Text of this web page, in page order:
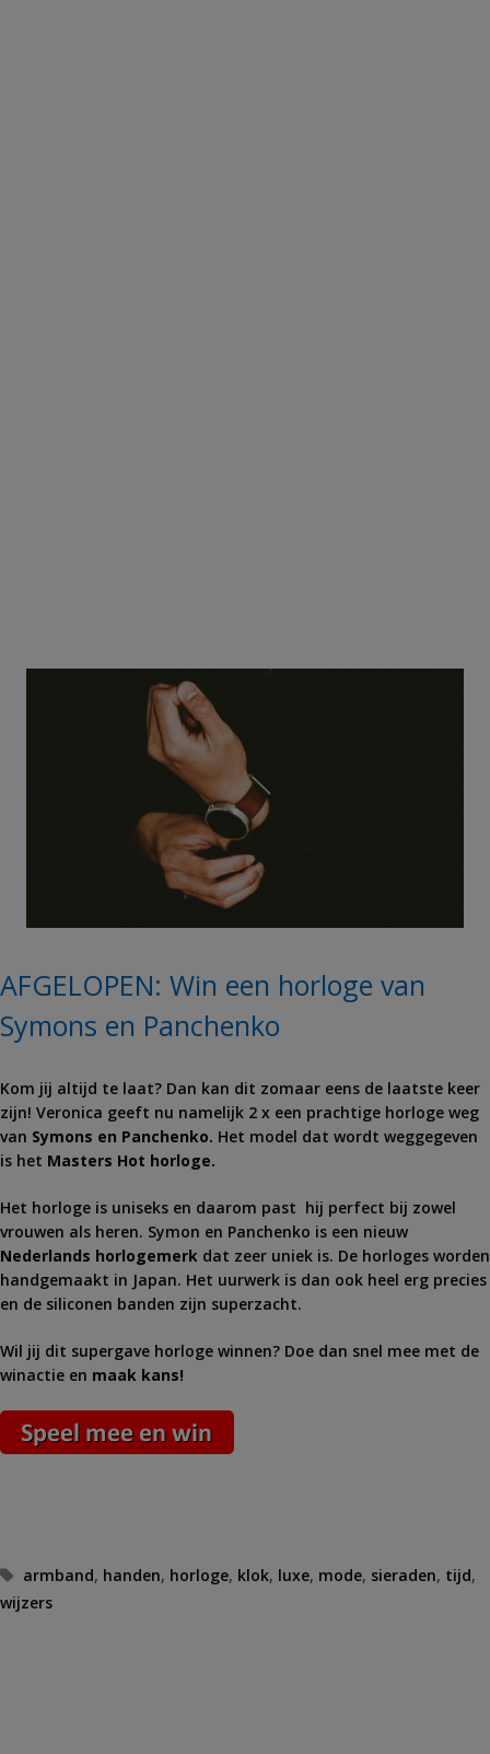
AFGELOPEN: Win een horloge van
Symons en Panchenko
Kom jij altijd te laat? Dan kan dit zomaar eens de laatste keer
zijn! Veronica geeft nu namelijk 2 x een prachtige horloge weg
van Symons en Panchenko. Het model dat wordt weggegeven
is het Masters Hot horloge.
Het horloge is uniseks en daarom past hij perfect bij zowel
vrouwen als heren. Symon en Panchenko is een nieuw
Nederlands horlogemerk dat zeer uniek is. De horloges worden
handgemaakt in Japan. Het uurwerk is dan ook heel erg precies
en de siliconen banden zijn superzacht.
Wil jij dit supergave horloge winnen? Doe dan snel mee met de
winactie en maak kans!
Tags
armband, handen, horloge, klok, luxe, mode, sieraden, tijd,
wijzers